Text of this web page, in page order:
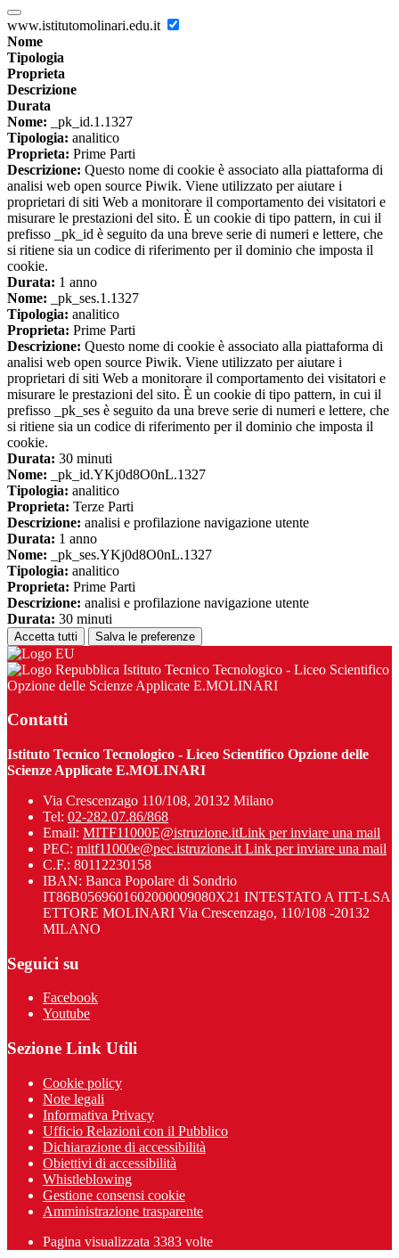
www.istitutomolinari.edu.it
Nome
Tipologia
Proprieta
Descrizione
Durata
Nome: _pk_id.1.1327
Tipologia: analitico
Proprieta: Prime Parti
Descrizione: Questo nome di cookie è associato alla piattaforma di
analisi web open source Piwik. Viene utilizzato per aiutare i
proprietari di siti Web a monitorare il comportamento dei visitatori e
misurare le prestazioni del sito. È un cookie di tipo pattern, in cui il
prefisso _pk_id è seguito da una breve serie di numeri e lettere, che
si ritiene sia un codice di riferimento per il dominio che imposta il
cookie.
Durata: 1 anno
Nome: _pk_ses.1.1327
Tipologia: analitico
Proprieta: Prime Parti
Descrizione: Questo nome di cookie è associato alla piattaforma di
analisi web open source Piwik. Viene utilizzato per aiutare i
proprietari di siti Web a monitorare il comportamento dei visitatori e
misurare le prestazioni del sito. È un cookie di tipo pattern, in cui il
prefisso _pk_ses è seguito da una breve serie di numeri e lettere, che
si ritiene sia un codice di riferimento per il dominio che imposta il
cookie.
Durata: 30 minuti
Nome: _pk_id.YKj0d8O0nL.1327
Tipologia: analitico
Proprieta: Terze Parti
Descrizione: analisi e profilazione navigazione utente
Durata: 1 anno
Nome: _pk_ses.YKj0d8O0nL.1327
Tipologia: analitico
Proprieta: Prime Parti
Descrizione: analisi e profilazione navigazione utente
Durata: 30 minuti
Accetta tutti Salva le preferenze
Istituto Tecnico Tecnologico - Liceo Scientifico
Opzione delle Scienze Applicate E.MOLINARI
Contatti
Istituto Tecnico Tecnologico - Liceo Scientifico Opzione delle
Scienze Applicate E.MOLINARI
Via Crescenzago 110/108, 20132 Milano
Tel: 02-282.07.86/868
Email: MITF11000E@istruzione.itLink per inviare una mail
PEC: mitf11000e@pec.istruzione.it Link per inviare una mail
C.F.: 80112230158
IBAN: Banca Popolare di Sondrio
IT86B0569601602000009080X21 INTESTATO A ITT-LSA
ETTORE MOLINARI Via Crescenzago, 110/108 -20132
MILANO
Seguici su
Facebook
Youtube
Sezione Link Utili
Cookie policy
Note legali
Informativa Privacy
Ufficio Relazioni con il Pubblico
Dichiarazione di accessibilità
Obiettivi di accessibilità
Whistleblowing
Gestione consensi cookie
Amministrazione trasparente
Pagina visualizzata 3383 volte